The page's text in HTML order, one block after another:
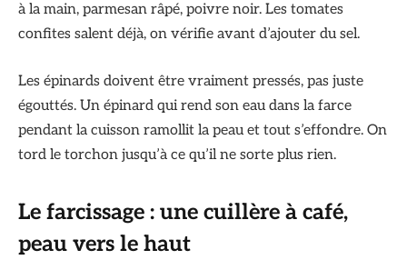
à la main, parmesan râpé, poivre noir. Les tomates
confites salent déjà, on vérifie avant d’ajouter du sel.
Les épinards doivent être vraiment pressés, pas juste
égouttés. Un épinard qui rend son eau dans la farce
pendant la cuisson ramollit la peau et tout s’effondre. On
tord le torchon jusqu’à ce qu’il ne sorte plus rien.
Le farcissage : une cuillère à café,
peau vers le haut